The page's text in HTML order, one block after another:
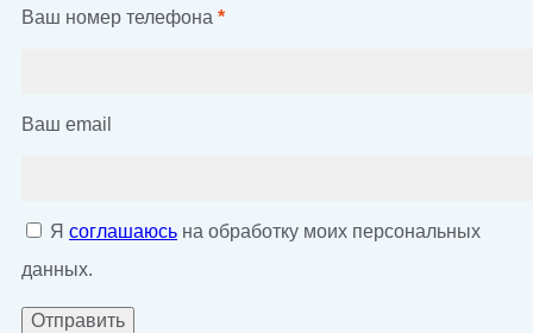
Ваш номер телефона *
Ваш email
Я соглашаюсь на обработку моих персональных
данных.